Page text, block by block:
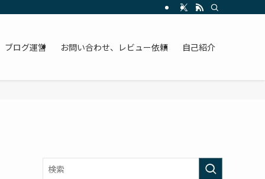
ブログ運営 お問い合わせ、レビュー依頼 自己紹介